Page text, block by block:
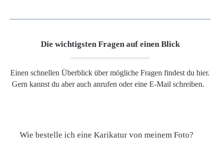
Die wichtigsten Fragen auf einen Blick
Einen schnellen Überblick über mögliche Fragen findest du hier.
Gern kannst du aber auch anrufen oder eine E-Mail schreiben.
Wie bestelle ich eine Karikatur von meinem Foto?